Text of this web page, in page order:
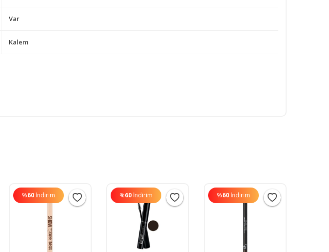
Var
Kalem
%60 İndirim %60 İndirim %60 İndirim